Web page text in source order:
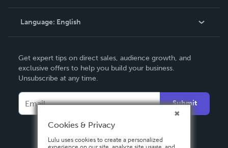
Knowledge Base
Contact Support
Language: English
Deutsch
Français
Español
Get expert tips on direct sales, audience growth, and
exclusive offers to help you build your business.
Unsubscribe at any time.
Submit
Cookies & Privacy
Lulu uses cookies to create a personalized